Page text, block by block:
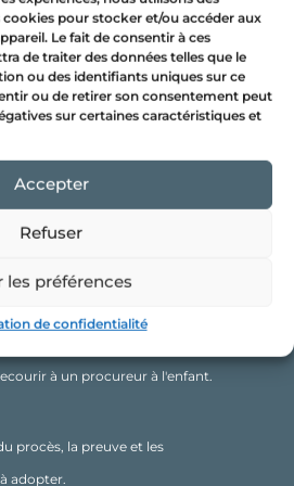
pour stocker et/ou accéder aux
Le fait de consentir à ces
de traiter des données telles que le
ou des identifiants uniques sur ce
ou de retirer son consentement peut
sur certaines caractéristiques et
Accepter
Refuser
les préférences
de confidentialité
représenter par avocat ou d'agir
et mesures qu'on peut
à un procureur à l'enfant.
procès, la preuve et les
adopter.